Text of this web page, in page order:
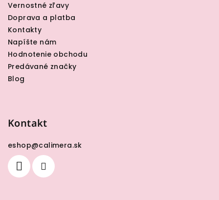
Vernostné zľavy
Doprava a platba
Kontakty
Napíšte nám
Hodnotenie obchodu
Predávané značky
Blog
Kontakt
eshop@calimera.sk